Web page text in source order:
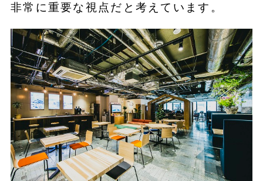
非常に重要な視点だと考えています。